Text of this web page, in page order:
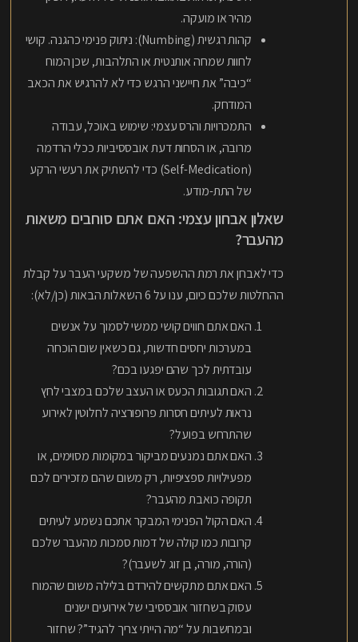
מהיר או מועקה.
קהות רגשית (Numbing): ניתוק פנימי כהגנה. קושי
לחוות שמחה אותנטית או התלהבות, שכן המוח
“כיבה” את חיישני הרגש כדי לא להרגיש את הכאב
המודחק.
התמכרויות והרס עצמי: שימוש באוכל, עבודה
מרובה, או הסחות דעת אובססיביות ככלי הרדמה
(Self-Medication) כדי להשתיק את רעשי הרקע
של התת-מודע.
שאלון אבחון עצמי: האם אתם סוחבים משאות
מהעבר?
כדי לאבחן את רמת ההשפעה של משקעי העבר על קבלת
ההחלטות שלכם כיום, ענו על 6 השאלות הבאות (כן/לא):
האם אתם חווים קושי ממשי לסמוך על אנשים
במערכות יחסים חדשות, גם כשאין שום הוכחה
עובדתית לכך שהם יפגעו בכם?
האם תגובות הכעס או העצב שלכם במצבי לחץ
נראות לעיתים חסרות פרופורציה לחלוטין לאירוע
שהתרחש בפועל?
האם אתם נמנעים מביקור במקומות מסוימים, או
מפעילויות ספציפיות, רק משום שהם מזכירים לכם
תקופה כואבת מהעבר?
האם הקול הפנימי המבקר אתכם נשמע לעיתים
קרובות כמו קולה של דמות סמכות מהעבר שלכם
(הורה, מורה, בן זוג לשעבר)?
האם אתם מתקשים להירדם בלילה משום שהמוח
עסוק בשחזור אובססיבי של אירועים ישנים
ובמחשבות על “מה הייתי צריך להגיד”? שחזור